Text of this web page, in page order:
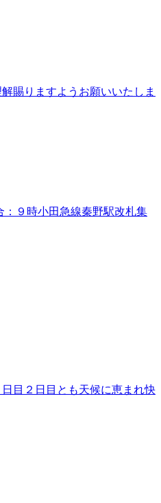
賜りますようお願いいたしま
９時小田急線秦野駅改札集
目２日目とも天候に恵まれ快